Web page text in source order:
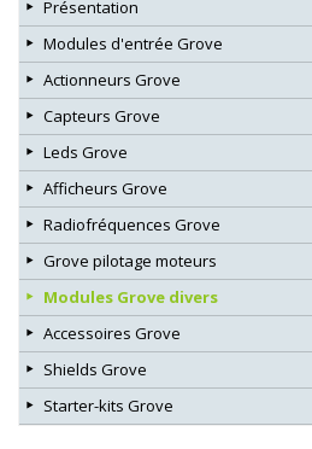
Présentation
Modules d'entrée Grove
Actionneurs Grove
Capteurs Grove
Leds Grove
Afficheurs Grove
Radiofréquences Grove
Grove pilotage moteurs
Modules Grove divers
Accessoires Grove
Shields Grove
Starter-kits Grove